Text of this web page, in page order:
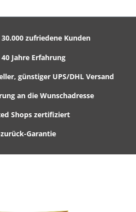
zufriedene Kunden
Jahre Erfahrung
günstiger UPS/DHL Versand
an die Wunschadresse
Shops zertifiziert
Garantie